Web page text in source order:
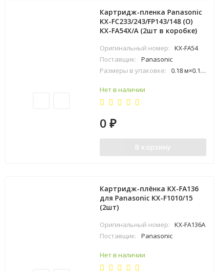
Картридж-пленка Panasonic
KX-FC233/243/FP143/148 (O)
KX-FA54Х/A (2шт в коробке)
Оригинальный номер:
KX-FA54
Поставщик:
Panasonic
Размеры в упаковке:
0.18 м×0.13 м×0.28 м
Нет в наличии
0₽
В корзину
Картридж-плёнка KX-FA136
для Panasonic KX-F1010/15
(2шт)
Оригинальный номер:
KX-FA136A
Поставщик:
Panasonic
Нет в наличии